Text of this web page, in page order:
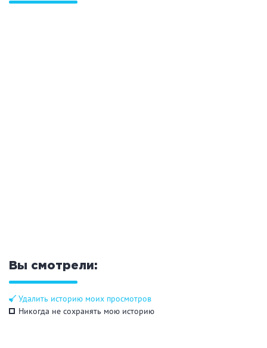
Удобства
На берегу водоема
Комната отдыха
Вы смотрели:
Удалить историю моих просмотров
Никогда не сохранять мою историю